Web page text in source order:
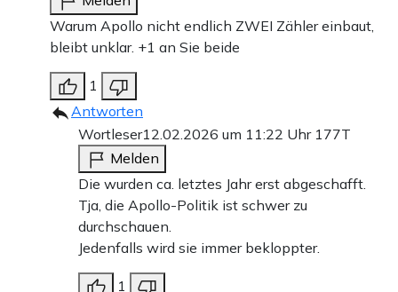
Warum Apollo nicht endlich ZWEI Zähler einbaut,
bleibt unklar. +1 an Sie beide
1
Antworten
Wortleser12.02.2026 um 11:22 Uhr 177T
Melden
Die wurden ca. letztes Jahr erst abgeschafft.
Tja, die Apollo-Politik ist schwer zu
durchschauen.
Jedenfalls wird sie immer bekloppter.
1